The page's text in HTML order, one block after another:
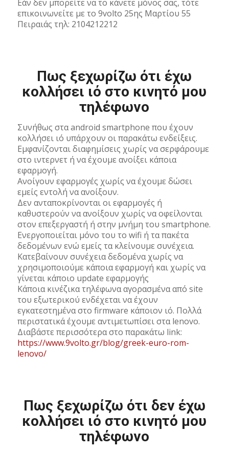
Εάν δεν μπορείτε να το κάνετε μόνος σας, τότε
επικοινωνείτε με το 9volto 25ης Μαρτίου 55
Πειραιάς τηλ: 2104212212
Πως ξεχωρίζω ότι έχω
κολλήσει ιό στο κινητό μου
τηλέφωνο
Συνήθως στα android smartphone που έχουν
κολλήσει ιό υπάρχουν οι παρακάτω ενδείξεις.
Εμφανίζονται διαφημίσεις χωρίς να σερφάρουμε
στο ιντερνετ ή να έχουμε ανοίξει κάποια
εφαρμογή.
Ανοίγουν εφαρμογές χωρίς να έχουμε δώσει
εμείς εντολή να ανοίξουν.
Δεν ανταποκρίνονται οι εφαρμογές ή
καθυστερούν να ανοίξουν χωρίς να οφείλονται
στον επεξεργαστή ή στην μνήμη του smartphone.
Ενεργοποιείται μόνο του το wifi ή τα πακέτα
δεδομένων ενώ εμείς τα κλείνουμε συνέχεια.
Κατεβαίνουν συνέχεια δεδομένα χωρίς να
χρησιμοποιούμε κάποια εφαρμογή και χωρίς να
γίνεται κάποιο update εφαρμογής
Κάποια κινέζικα τηλέφωνα αγορασμένα από site
του εξωτερικού ενδέχεται να έχουν
εγκατεστημένα στο firmware κάποιον ιό. Πολλά
περιστατικά έχουμε αντιμετωπίσει στα lenovo.
Διαβάστε περισσότερα στο παρακάτω link:
https://www.9volto.gr/blog/greek-euro-rom-
lenovo/
Πως ξεχωρίζω ότι δεν έχω
κολλήσει ιό στο κινητό μου
τηλέφωνο